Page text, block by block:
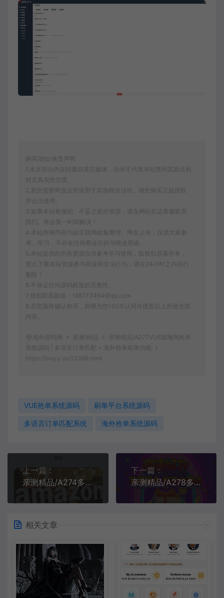
购买须知/免责声明
1.本文部分内容转载自其它媒体，但并不代表本站赞同其观点和
对其真实性负责。
2.若您需要商业运营或用于其他商业活动，请您购买正版授权
并合法使用。
3.如果本站有侵犯、不妥之处的资源，请在网站右边客服联系
我们。将会第一时间解决！
4.本站所有内容均由互联网收集整理、网友上传，仅供大家参
考、学习，不存在任何商业目的与商业用途。
5.本站提供的所有资源仅供参考学习使用，版权归原著所有，
禁止下载本站资源参与商业和非法行为，请在24小时之内自行
删除！
6.不保证任何源码框架的完整性。
7.侵权联系邮箱：188773464@qq.com
8.若您最终确认购买，则视为您100%认同并接受以上所述全部
内容。
海外源码网 亲测/精品
亲测精品/A277VUE版嗨淘抢单
系统源码 | 多语言订单匹配 + 海外抢单刷单功能
https://moyy.us/13389.html
VUE抢单系统源码 刷单平台系统源码
多语言订单匹配系统 海外抢单系统源码
上一篇：
亲测精品/A274多语言亚马逊订单自动抓取返佣系统+叠加组电商抢单刷单系统
下一篇：
亲测精品/A278多语言抢单系统源码 | 海外订单自动匹配刷单平台
相关文章